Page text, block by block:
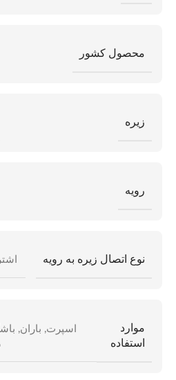
محصول کشور
زیره
رویه
نوع اتصال زیره به رویه
موارد
استفاده
اسپرت, باران,